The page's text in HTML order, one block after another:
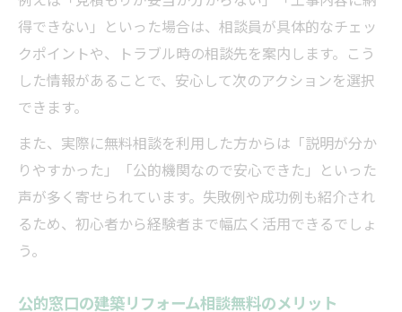
得できない」といった場合は、相談員が具体的なチェッ
クポイントや、トラブル時の相談先を案内します。こう
した情報があることで、安心して次のアクションを選択
できます。
また、実際に無料相談を利用した方からは「説明が分か
りやすかった」「公的機関なので安心できた」といった
声が多く寄せられています。失敗例や成功例も紹介され
るため、初心者から経験者まで幅広く活用できるでしょ
う。
公的窓口の建築リフォーム相談無料のメリット